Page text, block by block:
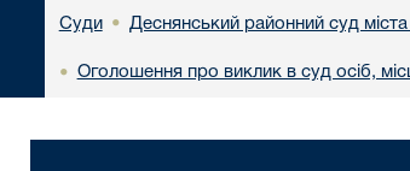
Суди • Деснянський районний суд
• Оголошення про виклик в суд осіб,